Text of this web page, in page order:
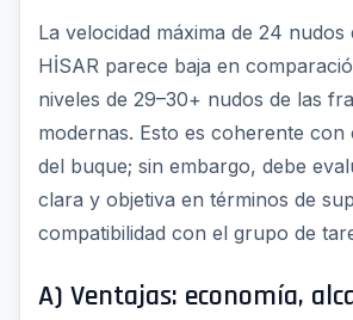
La velocidad máxima de 24 nudos
HİSAR parece baja en
niveles de 29–30+ nudos de las
modernas. Esto es coherente con
del buque; sin embargo, debe
clara y objetiva en términos de
compatibilidad con el grupo de
A) Ventajas: economía,